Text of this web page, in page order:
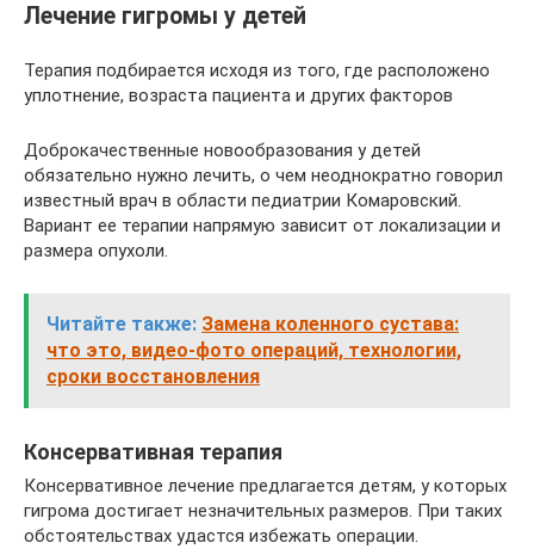
Лечение гигромы у детей
Терапия подбирается исходя из того, где расположено
уплотнение, возраста пациента и других факторов
Доброкачественные новообразования у детей
обязательно нужно лечить, о чем неоднократно говорил
известный врач в области педиатрии Комаровский.
Вариант ее терапии напрямую зависит от локализации и
размера опухоли.
Читайте также: Замена коленного сустава:
что это, видео-фото операций, технологии,
сроки восстановления
Консервативная терапия
Консервативное лечение предлагается детям, у которых
гигрома достигает незначительных размеров. При таких
обстоятельствах удастся избежать операции.